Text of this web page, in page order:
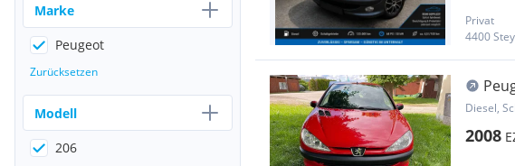
Privat
4400
Diesel,
2008
Marke
Peugeot
Zurücksetzen
Modell
206